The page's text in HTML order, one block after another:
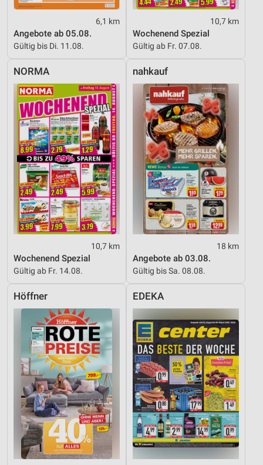
6,1 km
Angebote ab 05.08.
Gültig bis Di. 11.08.
10,7 km
Wochenend Spezial
Gültig ab Fr. 07.08.
NORMA
10,7 km
Wochenend Spezial
Gültig ab Fr. 14.08.
nahkauf
18 km
Angebote ab 03.08.
Gültig bis Sa. 08.08.
Höffner EDEKA